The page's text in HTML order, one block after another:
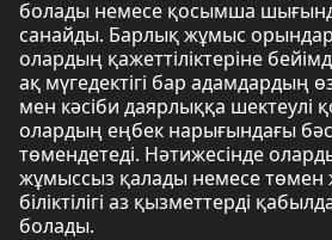
болады немесе қосымша
санайды. Барлық жұмыс
олардың қажеттіліктеріне
ақ мүгедектігі бар адамдардың
мен кәсіби даярлыққа шектеулі
олардың еңбек нарығындағы
төмендетеді. Нәтижесінде
жұмыссыз қалады немесе төмен
біліктілігі аз қызметтерді
болады.